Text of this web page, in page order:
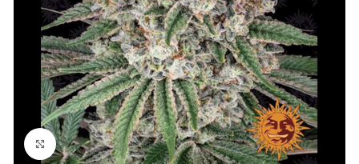
Clicca per ingrandire